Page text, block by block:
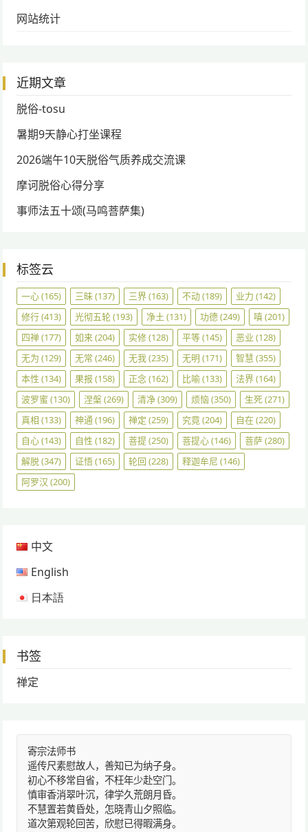
网站统计
近期文章
脱俗-tosu
暑期9天静心打坐课程
2026端午10天脱俗气质养成交流课
摩诃脱俗心得分享
事师法五十颂(马鸣菩萨集)
标签云
一心(165) 三昧(137) 三界(163) 不动(189) 业力 (142)
修行(413) 光彻五轮(193) 净土 (131) 功德(249) 嗔(201)
四禅(177) 如来(204) 实修(128) 平等(145) 恶业 (128)
无为 (129) 无常 (246) 无我(235) 无明 (171) 智慧 (355)
本性 (134) 果报 (158) 正念(162) 比喻(133) 法界(164)
波罗蜜 (130) 涅槃(269) 清净(309) 烦恼(350) 生死(271)
真相 (133) 神通 (196) 禅定 (259) 究竟(204) 自在(220)
自心(143) 自性 (182) 菩提(250) 菩提心(146) 菩萨(280)
解脱(347) 证悟(165) 轮回 (228) 释迦牟尼 (146)
阿罗汉 (200)
中文
English
日本語
书签
禅定
寄宗法师书
遥传尺素慰故人，善知已为纳子身。
初心不移常自省，不枉年少赴空门。
慎审香消翠叶沉，律学久荒朗月昏。
不慧置若黄昏处，怎晓青山夕照临。
道次第观轮回苦，欣慰已得暇满身。